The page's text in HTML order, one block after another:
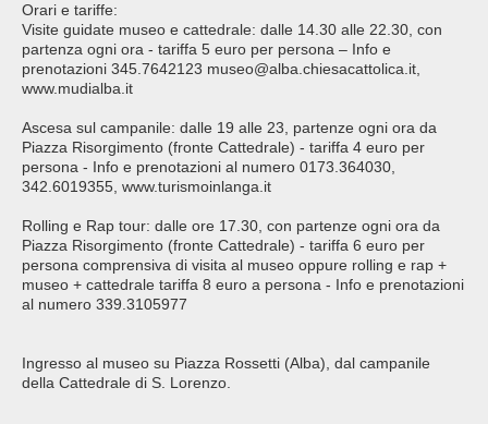
Orari e tariffe:
Visite guidate museo e cattedrale: dalle 14.30 alle 22.30, con
partenza ogni ora - tariffa 5 euro per persona – Info e
prenotazioni 345.7642123 museo@alba.chiesacattolica.it,
www.mudialba.it
Ascesa sul campanile: dalle 19 alle 23, partenze ogni ora da
Piazza Risorgimento (fronte Cattedrale) - tariffa 4 euro per
persona - Info e prenotazioni al numero 0173.364030,
342.6019355, www.turismoinlanga.it
Rolling e Rap tour: dalle ore 17.30, con partenze ogni ora da
Piazza Risorgimento (fronte Cattedrale) - tariffa 6 euro per
persona comprensiva di visita al museo oppure rolling e rap +
museo + cattedrale tariffa 8 euro a persona - Info e prenotazioni
al numero 339.3105977
Ingresso al museo su Piazza Rossetti (Alba), dal campanile
della Cattedrale di S. Lorenzo.